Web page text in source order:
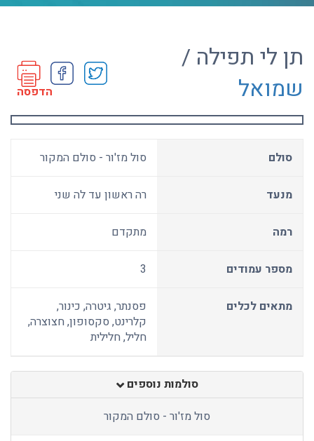
תן לי תפילה /
שמואל
הדפסה
סולם סול מז'ור - סולם המקור
מנעד רה ראשון עד לה שני
רמה מתקדם
מספר עמודים 3
מתאים לכלים
פסנתר, גיטרה, כינור,
קלרינט, סקסופון, חצוצרה,
חליל, חלילית
סולמות נוספים
סול מז'ור - סולם המקור